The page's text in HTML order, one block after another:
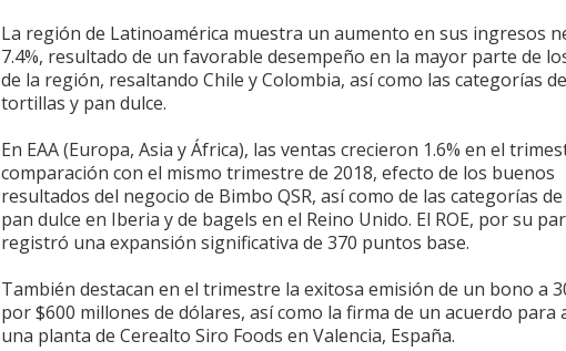
La región de Latinoamérica muestra un aumento en sus ingresos
7.4%, resultado de un favorable desempeño en la mayor parte de
de la región, resaltando Chile y Colombia, así como las categorías de
tortillas y pan dulce.
En EAA (Europa, Asia y África), las ventas crecieron 1.6% en el
comparación con el mismo trimestre de 2018, efecto de los buenos
resultados del negocio de Bimbo QSR, así como de las categorías
pan dulce en Iberia y de bagels en el Reino Unido. El ROE, por su
registró una expansión significativa de 370 puntos base.
También destacan en el trimestre la exitosa emisión de un bono a
por $600 millones de dólares, así como la firma de un acuerdo para
una planta de Cerealto Siro Foods en Valencia, España.